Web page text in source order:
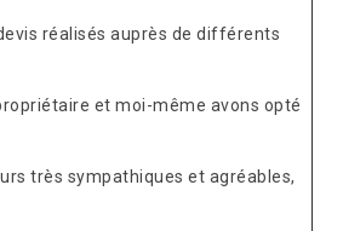
réalisés auprès de différents
et moi-même avons opté
très sympathiques et agréables,